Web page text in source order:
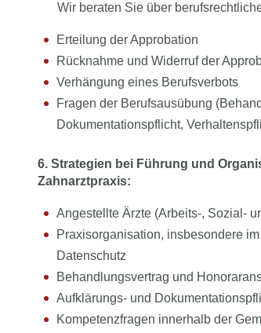
Wir beraten Sie über
Erteilung der Approbation
Rücknahme und Widerruf der
Verhängung eines Berufsverbots
Fragen der Berufsausübung
Dokumentationspflicht,
6. Strategien bei Führung und
Zahnarztpraxis:
Angestellte Ärzte (Arbeits-, Sozial-
Praxisorganisation, insbesondere
Datenschutz
Behandlungsvertrag und
Aufklärungs- und
Kompetenzfragen innerhalb der